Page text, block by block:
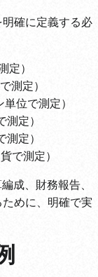
確に定義する必
定）
測定）
位で測定）
定）
定）
で測定）
成、財務報告、
めに、明確で実